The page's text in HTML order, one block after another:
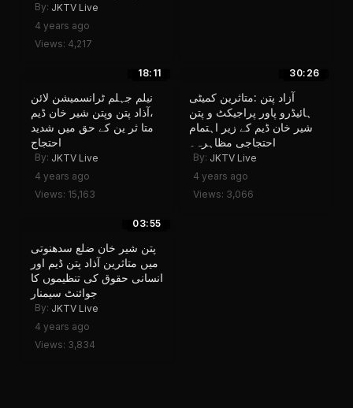
By: JKTV Live
4 years ago
Views: 4,217
18:11
نیلم جہلم ٹرانسمیشن لائن
،آذاد پتن وپتن شیر خان ڈیم
متا ثر ین کے حق میں شدید
احتجاج
By: JKTV Live
4 years ago
Views: 15,163
30:26
آزاد پتن :متاثرین کمیٹی
ہائیڈرو پاور پراجیکٹ و پتن
شیر خان ڈیم کے زیر اہتمام
احتجاجی مظاہرہ۔
By: JKTV Live
4 years ago
Views: 3,066
03:55
پتن شیر خان ضلع سدھنوتی
میں متاثرین آذاد پتن ڈیم اور
انسانی حقوق کی تنظیموں کا
جوائنٹ سیمنار
By: JKTV Live
4 years ago
Views: 3,834